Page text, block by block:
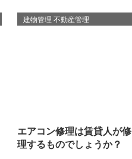
建物管理 不動産管理
エアコン修理は賃貸人が修
理するものでしょうか？